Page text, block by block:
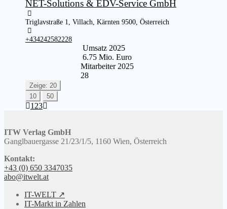
NET-Solutions & EDV-Service GmbH
Triglavstraße 1, Villach, Kärnten 9500, Österreich
+434242582228
Umsatz 2025
6.75 Mio. Euro
Mitarbeiter 2025
28
Zeige: 20
10
50
1 23
ITW Verlag GmbH
Ganglbauergasse 21/23/1/5, 1160 Wien, Österreich
Kontakt:
+43 (0) 650 3347035
abo@itwelt.at
IT-WELT ↗
IT-Markt in Zahlen